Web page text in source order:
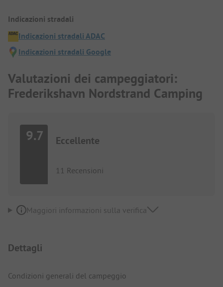
Indicazioni stradali
Indicazioni stradali ADAC
Indicazioni stradali Google
Valutazioni dei campeggiatori:
Frederikshavn Nordstrand Camping
9.7 Eccellente
11 Recensioni
Maggiori informazioni sulla verifica
Dettagli
Condizioni generali del campeggio